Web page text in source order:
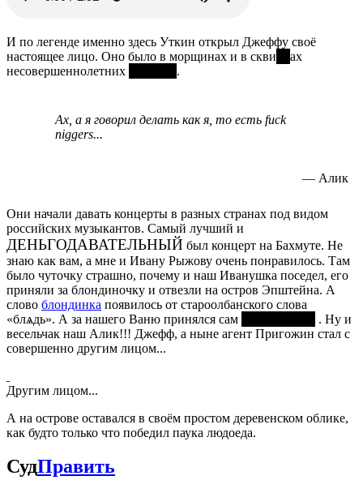
И по легенде именно здесь Уткин открыл Джеффу своё
настоящее лицо. Оно было в морщинах и в скви
ах
несовершеннолетних
.
Ах, а я говорил делать как я, то есть fuck
niggers...
— Алик
Они начали давать концерты в разных странах под видом
российских музыкантов. Самый лучший и
ДЕНЬГОДАВАТЕЛЬНЫЙ был концерт на Бахмуте. Не
знаю как вам, а мне и Ивану Рыжову очень понравилось. Там
было чуточку страшно, почему и наш Иванушка поседел, его
приняли за блондиночку и отвезли на остров Эпштейна. А
слово блондинка появилось от староолбанского слова
«блѧдь». А за нашего Ваню принялся сам
. Ну и
весельчак наш Алик!!! Джефф, а ныне агент Пригожин стал с
совершенно другим лицом...
Другим лицом...
А на острове оставался в своём простом деревенском облике,
как будто только что победил паука людоеда.
СудПравить